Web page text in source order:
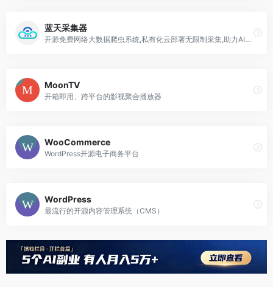
蓝天采集器
开源免费网络大数据爬虫系统,私有化云部署无限制采集,助力AIGC,合规数据交易
MoonTV
开箱即用、跨平台的影视聚合播放器
WooCommerce
WordPress开源电子商务平台
WordPress
最流行的开源内容管理系统（CMS）